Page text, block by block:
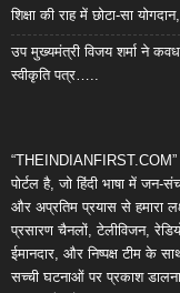
शिक्षा की राह में छोटा-सा
उप मुख्यमंत्री विजय शर्मा ने
स्वीकृति पत्र…..
पोर्टल है, जो हिंदी भाषा में
और अप्रतिम प्रयास से हमारा
प्रसारण चैनलों, टेलीविजन,
ईमानदार, और निष्पक्ष टीम के
सच्ची घटनाओं पर प्रकाश